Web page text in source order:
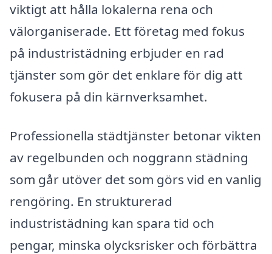
viktigt att hålla lokalerna rena och
välorganiserade. Ett företag med fokus
på industristädning erbjuder en rad
tjänster som gör det enklare för dig att
fokusera på din kärnverksamhet.
Professionella städtjänster betonar vikten
av regelbunden och noggrann städning
som går utöver det som görs vid en vanlig
rengöring. En strukturerad
industristädning kan spara tid och
pengar, minska olycksrisker och förbättra